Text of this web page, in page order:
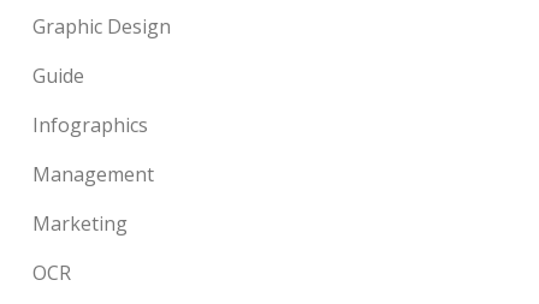
Graphic Design
Guide
Infographics
Management
Marketing
OCR